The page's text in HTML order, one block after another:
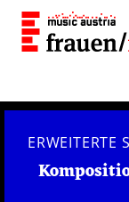
ERWEITERTE